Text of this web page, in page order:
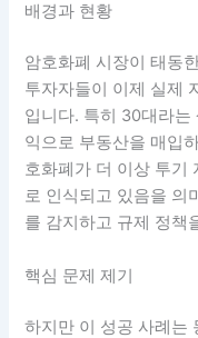
배경과 현황
암호화폐 시장이 태동
투자자들이 이제 실제
입니다. 특히 30대라는
익으로 부동산을 매입
호화폐가 더 이상 투기
로 인식되고 있음을 의
를 감지하고 규제 정책
핵심 문제 제기
하지만 이 성공 사례는